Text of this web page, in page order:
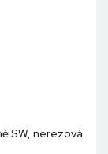
SW, nerezová